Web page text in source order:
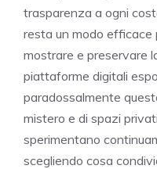
trasparenza a ogni
resta un modo efficace
mostrare e preservare
piattaforme digitali
paradossalmente
mistero e di spazi
sperimentano
scegliendo cosa